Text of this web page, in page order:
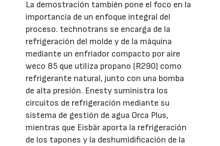
La demostración también pone el foco en la
importancia de un enfoque integral del
proceso. technotrans se encarga de la
refrigeración del molde y de la máquina
mediante un enfriador compacto por aire
weco 85 que utiliza propano (R290) como
refrigerante natural, junto con una bomba
de alta presión. Enesty suministra los
circuitos de refrigeración mediante su
sistema de gestión de agua Orca Plus,
mientras que Eisbär aporta la refrigeración
de los tapones y la deshumidificación de la